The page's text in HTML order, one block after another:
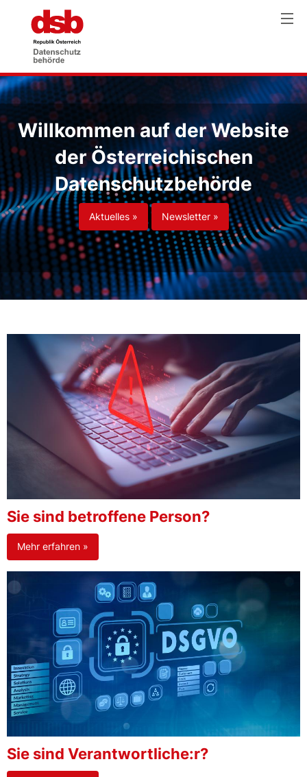
Willkommen auf der Website
der Österreichischen
Datenschutzbehörde
Aktuelles » Newsletter »
Sie sind betroffene Person?
Mehr erfahren »
Sie sind Verantwortliche:r?